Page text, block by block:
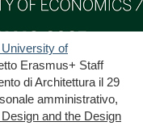
of
Erasmus+ Staff
di Architettura il 29
amministrativo,
and the Design